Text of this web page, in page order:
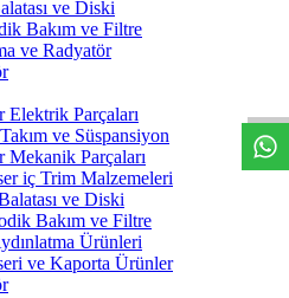
ve Diski
Bakım ve Filtre
ve Radyatör
Elektrik Parçaları
ve Süspansiyon
Mekanik Parçaları
iç Trim Malzemeleri
ve Diski
Bakım ve Filtre
Ürünleri
ve Kaporta Ürünler